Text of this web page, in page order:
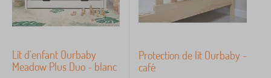
Lit d'enfant Ourbaby
Meadow Plus Duo - blanc
Protection de lit Ourbaby -
café